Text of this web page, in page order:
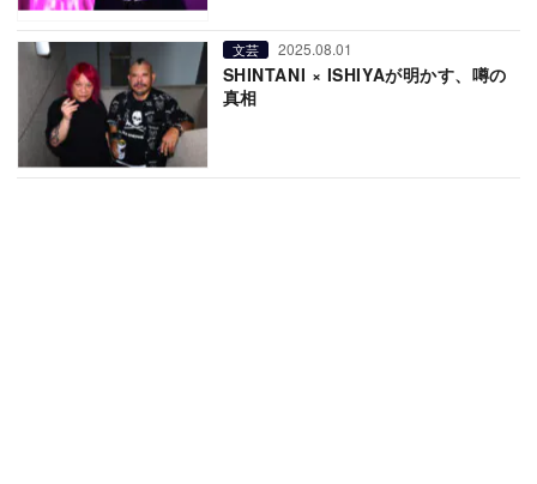
文芸 2025.08.01
SHINTANI × ISHIYAが明かす、噂の
真相